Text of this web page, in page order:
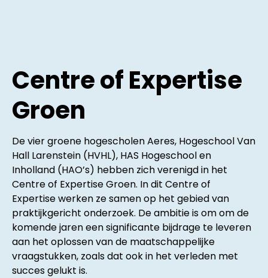
Centre of Expertise
Groen
De vier groene hogescholen Aeres, Hogeschool Van
Hall Larenstein (HVHL), HAS Hogeschool en
Inholland (HAO’s) hebben zich verenigd in het
Centre of Expertise Groen. In dit Centre of
Expertise werken ze samen op het gebied van
praktijkgericht onderzoek. De ambitie is om om de
komende jaren een significante bijdrage te leveren
aan het oplossen van de maatschappelijke
vraagstukken, zoals dat ook in het verleden met
succes gelukt is.